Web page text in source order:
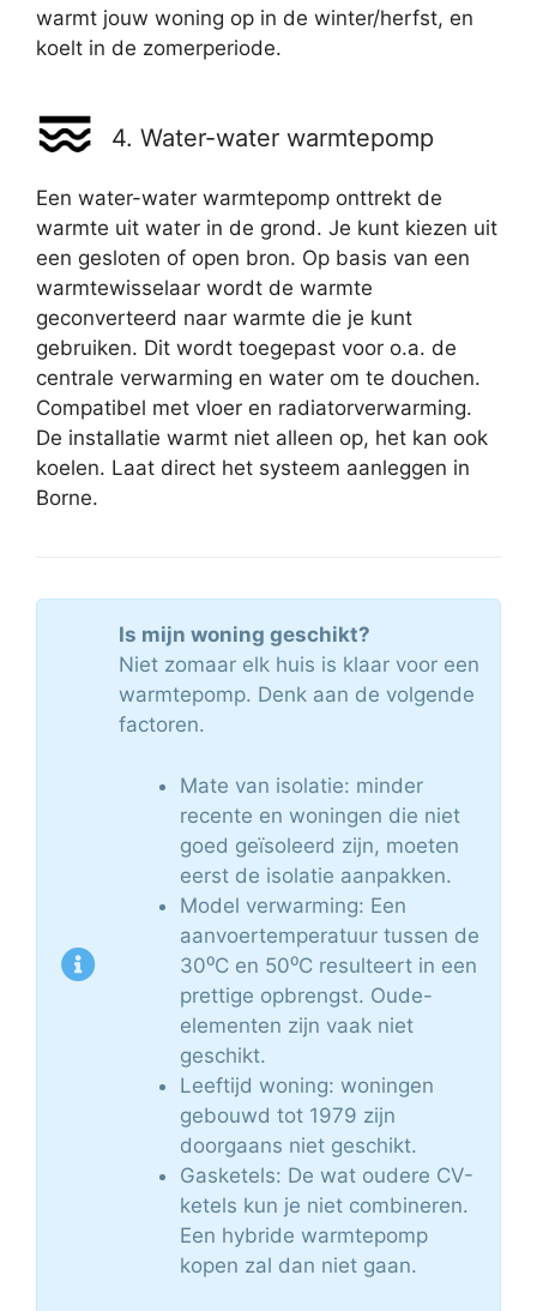
warmt jouw woning op in de winter/herfst, en
koelt in de zomerperiode.
4. Water-water warmtepomp
Een water-water warmtepomp onttrekt de
warmte uit water in de grond. Je kunt kiezen uit
een gesloten of open bron. Op basis van een
warmtewisselaar wordt de warmte
geconverteerd naar warmte die je kunt
gebruiken. Dit wordt toegepast voor o.a. de
centrale verwarming en water om te douchen.
Compatibel met vloer en radiatorverwarming.
De installatie warmt niet alleen op, het kan ook
koelen. Laat direct het systeem aanleggen in
Borne.
Is mijn woning geschikt?
Niet zomaar elk huis is klaar voor een
warmtepomp. Denk aan de volgende
factoren.
Mate van isolatie: minder
recente en woningen die niet
goed geïsoleerd zijn, moeten
eerst de isolatie aanpakken.
Model verwarming: Een
aanvoertemperatuur tussen de
30⁰C en 50⁰C resulteert in een
prettige opbrengst. Oude-
elementen zijn vaak niet
geschikt.
Leeftijd woning: woningen
gebouwd tot 1979 zijn
doorgaans niet geschikt.
Gasketels: De wat oudere CV-
ketels kun je niet combineren.
Een hybride warmtepomp
kopen zal dan niet gaan.